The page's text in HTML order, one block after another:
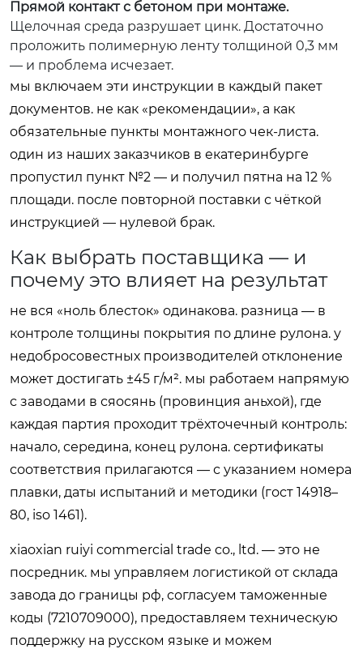
Прямой контакт с бетоном при монтаже.
Щелочная среда разрушает цинк. Достаточно
проложить полимерную ленту толщиной 0,3 мм
— и проблема исчезает.
мы включаем эти инструкции в каждый пакет
документов. не как «рекомендации», а как
обязательные пункты монтажного чек-листа.
один из наших заказчиков в екатеринбурге
пропустил пункт №2 — и получил пятна на 12 %
площади. после повторной поставки с чёткой
инструкцией — нулевой брак.
Как выбрать поставщика — и
почему это влияет на результат
не вся «ноль блесток» одинакова. разница — в
контроле толщины покрытия по длине рулона. у
недобросовестных производителей отклонение
может достигать ±45 г/м². мы работаем напрямую
с заводами в сяосянь (провинция аньхой), где
каждая партия проходит трёхточечный контроль:
начало, середина, конец рулона. сертификаты
соответствия прилагаются — с указанием номера
плавки, даты испытаний и методики (гост 14918–
80, iso 1461).
xiaoxian ruiyi commercial trade co., ltd. — это не
посредник. мы управляем логистикой от склада
завода до границы рф, согласуем таможенные
коды (7210709000), предоставляем техническую
поддержку на русском языке и можем